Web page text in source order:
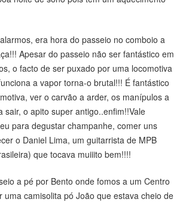
era hora do passeio no comboio a
Apesar do passeio não ser fantástico em
o facto de ser puxado por uma locomotiva
a vapor torna-o brutal!!! É fantástico
ver o carvão a arder, os manípulos a
sair, o apito super antigo..enfim!!Vale
para degustar champanhe, comer uns
o Daniel Lima, um guitarrista de MPB
que tocava muiiito bem!!!!
a pé por Bento onde fomos a um Centro
uma camisolita pó João que estava cheio de